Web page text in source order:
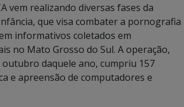
vem realizando diversas fases da
que visa combater a pornografia
informativos coletados em
no Mato Grosso do Sul. A operação,
daquele ano, cumpriu 157
e apreensão de computadores e